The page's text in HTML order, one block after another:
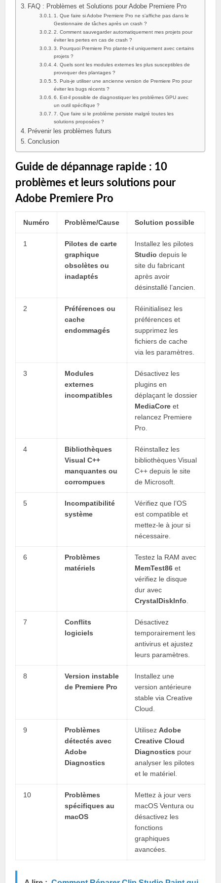
FAQ : Problèmes et Solutions pour Adobe Premiere Pro
1. Que faire si Adobe Premiere Pro ne s’affiche pas dans le
Gestionnaire de tâches après un crash ?
2. Comment sauvegarder automatiquement mes projets pour
éviter les pertes en cas de crash ?
3. Pourquoi Premiere Pro plante-t-il uniquement avec certains
projets ?
4. Quels sont les modules externes les plus susceptibles de
provoquer des plantages ?
5. Puis-je utiliser une ancienne version de Premiere Pro pour
éviter les bugs récents ?
6. Est-il possible de diagnostiquer les problèmes GPU avec
un outil spécifique ?
7. Que faire si le problème persiste malgré toutes les
solutions proposées ?
Prévenir les problèmes futurs
Conclusion
Guide de dépannage rapide : 10
problèmes et leurs solutions pour
Adobe Premiere Pro
Numéro Problème/Cause Solution possible
1
Pilotes de carte
graphique
obsolètes ou
inadaptés
Installez les pilotes
Studio depuis le
site du fabricant
après avoir
désinstallé l’ancien.
2
Préférences ou
cache
endommagés
Réinitialisez les
préférences et
supprimez les
fichiers de cache
via les paramètres.
3
Modules
externes
incompatibles
Désactivez les
plugins en
déplaçant le dossier
MediaCore et
relancez Premiere
Pro.
4
Bibliothèques
Visual C++
manquantes ou
corrompues
Réinstallez les
bibliothèques Visual
C++ depuis le site
de Microsoft.
5
Incompatibilité
système
Vérifiez que l’OS
est compatible et
mettez-le à jour si
nécessaire.
6
Problèmes
matériels
Testez la RAM avec
MemTest86 et
vérifiez le disque
dur avec
CrystalDiskInfo
7
Conflits
logiciels
Désactivez
temporairement les
antivirus et ajustez
leurs paramètres.
8
Version instable
de Premiere Pro
Installez une
version antérieure
stable via Creative
Cloud.
9
Problèmes
détectés avec
Adobe
Diagnostics
UtilisezAdobe
Creative Cloud
Diagnostics pour
analyser les pilotes
et le matériel.
10
Problèmes
spécifiques au
macOS
Mettez à jour vers
macOS Ventura ou
désactivez les
fonctions
graphiques
avancées.